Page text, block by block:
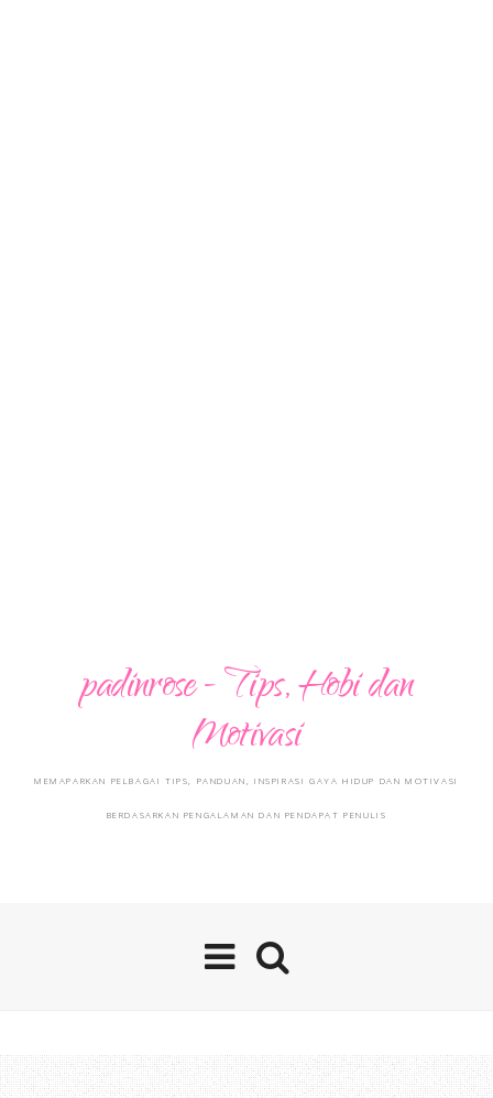
padinrose - Tips, Hobi dan
Motivasi
MEMAPARKAN PELBAGAI TIPS, PANDUAN, INSPIRASI GAYA HIDUP DAN MOTIVASI
BERDASARKAN PENGALAMAN DAN PENDAPAT PENULIS